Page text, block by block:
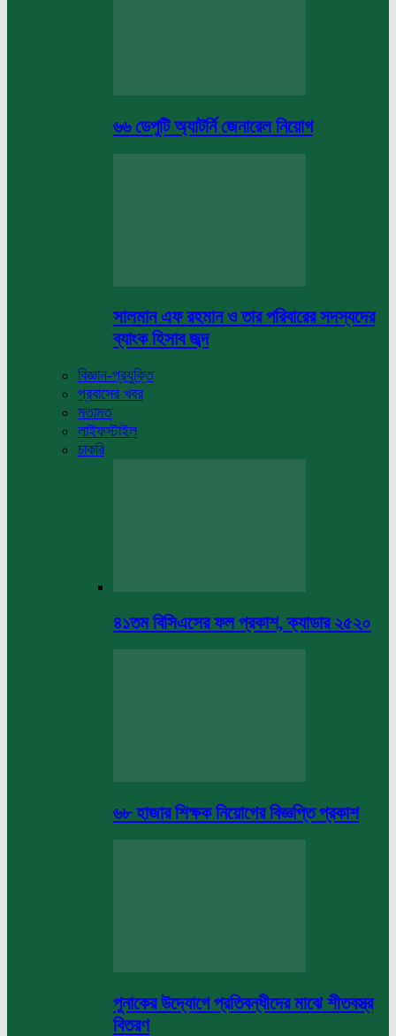
৬৬ ডেপুটি অ্যাটর্নি জেনারেল নিয়োগ
সালমান এফ রহমান ও তার পরিবারের সদস্যদের
ব্যাংক হিসাব জব্দ
বিজ্ঞান-প্রযুক্তি
প্রবাসের খবর
মতামত
লাইফস্টাইল
চাকরি
৪১তম বিসিএসের ফল প্রকাশ, ক্যাডার ২৫২০
৬৮ হাজার শিক্ষক নিয়োগের বিজ্ঞপ্তি প্রকাশ
পুনাকের উদ্যোগে প্রতিবন্ধীদের মাঝে শীতবস্ত্র
বিতরণ